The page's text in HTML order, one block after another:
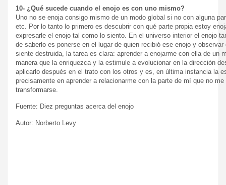
10- ¿Qué sucede cuando el enojo es con uno mismo?
Uno no se enoja consigo mismo de un modo global si no con alguna
etc. Por lo tanto lo primero es descubrir con qué parte propia estoy
expresarle el enojo tal como lo siento. En el universo interior el enojo
de saberlo es ponerse en el lugar de quien recibió ese enojo y
siente destruida, la tarea es clara: aprender a enojarme con ella de un
manera que la enriquezca y la estimule a evolucionar en la dirección
aplicarlo después en el trato con los otros y es, en última instancia la
precisamente en aprender a relacionarme con la parte de mí que no
transformarse.
Fuente: Diez preguntas acerca del enojo
Autor: Norberto Levy